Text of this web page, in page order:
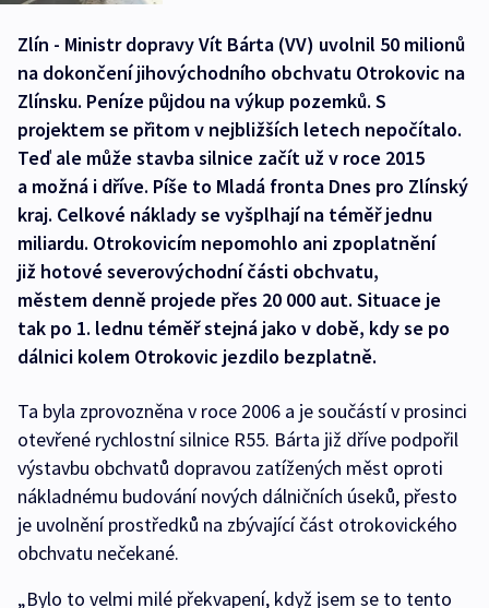
Zlín - Ministr dopravy Vít Bárta (VV) uvolnil 50 milionů
na dokončení jihovýchodního obchvatu Otrokovic na
Zlínsku. Peníze půjdou na výkup pozemků. S
projektem se přitom v nejbližších letech nepočítalo.
Teď ale může stavba silnice začít už v roce 2015
a možná i dříve. Píše to Mladá fronta Dnes pro Zlínský
kraj. Celkové náklady se vyšplhají na téměř jednu
miliardu. Otrokovicím nepomohlo ani zpoplatnění
již hotové severovýchodní části obchvatu,
městem denně projede přes 20 000 aut. Situace je
tak po 1. lednu téměř stejná jako v době, kdy se po
dálnici kolem Otrokovic jezdilo bezplatně.
Ta byla zprovozněna v roce 2006 a je součástí v prosinci
otevřené rychlostní silnice R55. Bárta již dříve podpořil
výstavbu obchvatů dopravou zatížených měst oproti
nákladnému budování nových dálničních úseků, přesto
je uvolnění prostředků na zbývající část otrokovického
obchvatu nečekané.
„Bylo to velmi milé překvapení, když jsem se to tento